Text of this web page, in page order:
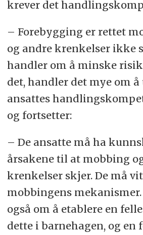
krever det
– Forebygging er rettet
og andre krenkelser ikke
handler om å minske
det, handler det mye om
ansattes
og fortsetter:
– De ansatte må ha
årsakene til at mobbing
krenkelser skjer. De må
mobbingens
også om å etablere en
dette i barnehagen, og en